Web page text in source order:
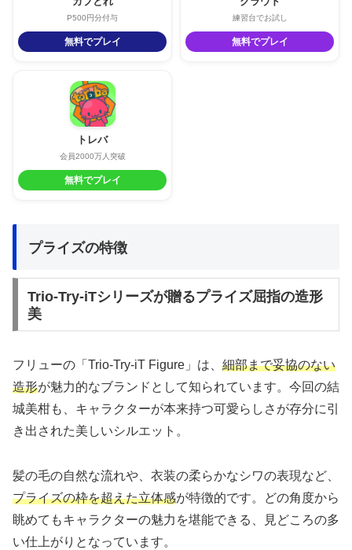
P500円分付与
無料でプレイ
練習台でお試し
無料でプレイ
トレバ
会員2000万人突破
無料でプレイ
プライズの特徴
Trio-Try-iTシリーズが贈るプライズ屈指の造形
美
フリューの「Trio-Try-iT Figure」は、 細部まで妥協のない
造形が魅力的なブランドとして知られています。今回の結
城美柑も、キャラクターが本来持つ可愛らしさが存分に引
き出された美しいシルエット。
髪の毛の自然な流れや、衣装の柔らかなシワの表現など、
プライズの枠を超えた立体感が特徴的です。どの角度から
眺めてもキャラクターの魅力を堪能できる、見どころの多
い仕上がりとなっています。